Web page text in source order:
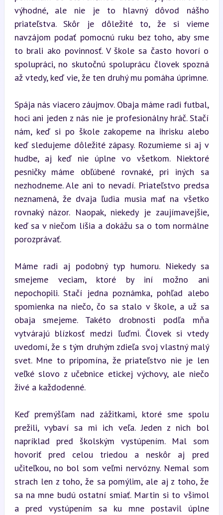
výhodné, ale nie je to hlavný dôvod nášho
priateľstva. Skôr je dôležité to, že si vieme
navzájom podať pomocnú ruku bez toho, aby sme
to brali ako povinnosť. V škole sa často hovorí o
spolupráci, no skutočnú spoluprácu človek spozná
až vtedy, keď vie, že ten druhý mu pomáha úprimne.
Spája nás viacero záujmov. Obaja máme radi futbal,
hoci ani jeden z nás nie je profesionálny hráč. Stačí
nám, keď si po škole zakopeme na ihrisku alebo
keď sledujeme dôležité zápasy. Rozumieme si aj v
hudbe, aj keď nie úplne vo všetkom. Niektoré
pesničky máme obľúbené rovnaké, pri iných sa
nezhodneme. Ale ani to nevadí. Priateľstvo predsa
neznamená, že dvaja ľudia musia mať na všetko
rovnaký názor. Naopak, niekedy je zaujímavejšie,
keď sa v niečom líšia a dokážu sa o tom normálne
porozprávať.
Máme radi aj podobný typ humoru. Niekedy sa
smejeme veciam, ktoré by iní možno ani
nepochopili. Stačí jedna poznámka, pohľad alebo
spomienka na niečo, čo sa stalo v škole, a už sa
obaja smejeme. Takéto drobnosti podľa mňa
vytvárajú blízkosť medzi ľuďmi. Človek si vtedy
uvedomí, že s tým druhým zdieľa svoj vlastný malý
svet. Mne to pripomína, že priateľstvo nie je len
veľké slovo z učebnice etickej výchovy, ale niečo
živé a každodenné.
Keď premýšľam nad zážitkami, ktoré sme spolu
prežili, vybaví sa mi ich veľa. Jeden z nich bol
napríklad pred školským vystúpením. Mal som
hovoriť pred celou triedou a neskôr aj pred
učiteľkou, no bol som veľmi nervózny. Nemal som
strach len z toho, že sa pomýlim, ale aj z toho, že
sa na mne budú ostatní smiať. Martin si to všimol
a pred vystúpením sa ku mne postavil úplne